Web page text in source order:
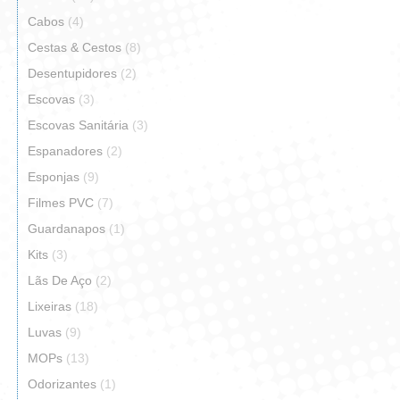
Cabos (4)
Cestas & Cestos (8)
Desentupidores (2)
Escovas (3)
Escovas Sanitária (3)
Espanadores (2)
Esponjas (9)
Filmes PVC (7)
Guardanapos (1)
Kits (3)
Lãs De Aço (2)
Lixeiras (18)
Luvas (9)
MOPs (13)
Odorizantes (1)